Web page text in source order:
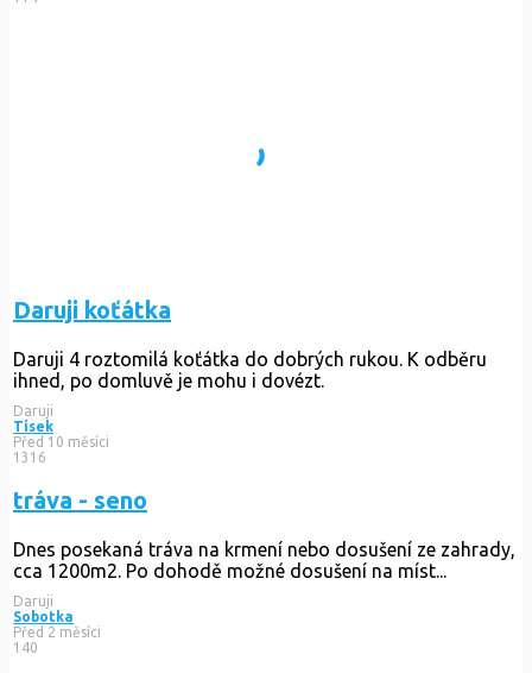
Daruji koťátka
Daruji 4 roztomilá koťátka do dobrých rukou. K odběru
ihned, po domluvě je mohu i dovézt.
Daruji
Tísek
Před 10 měsíci
1316
tráva - seno
Dnes posekaná tráva na krmení nebo dosušení ze zahrady,
cca 1200m2. Po dohodě možné dosušení na míst...
Daruji
Sobotka
Před 2 měsíci
140